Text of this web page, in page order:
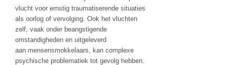
vlucht voor ernstig traumatiserende situaties
als oorlog of vervolging. Ook het vluchten
zelf, vaak onder beangstigende
omstandigheden en uitgeleverd
aan mensensmokkelaars, kan complexe
psychische problematiek tot gevolg hebben.